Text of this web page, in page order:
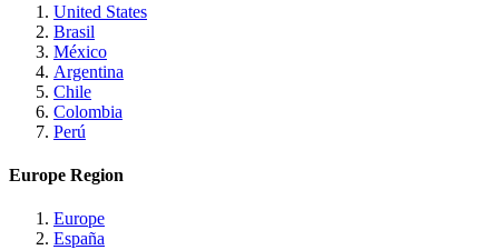
United States
Brasil
México
Argentina
Chile
Colombia
Perú
Europe Region
Europe
España